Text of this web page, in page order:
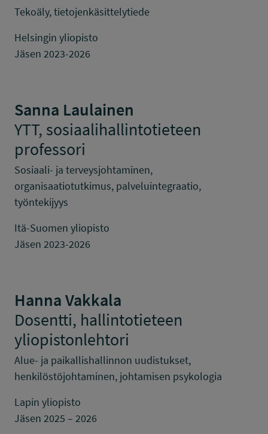
Tekoäly, tietojenkäsittelytiede
Helsingin yliopisto
Jäsen 2023-2026
Sanna Laulainen
YTT, sosiaalihallintotieteen
professori
Sosiaali- ja terveysjohtaminen,
organisaatiotutkimus, palveluintegraatio,
työntekijyys
Itä-Suomen yliopisto
Jäsen 2023-2026
Hanna Vakkala
Dosentti, hallintotieteen
yliopistonlehtori
Alue- ja paikallishallinnon uudistukset,
henkilöstöjohtaminen, johtamisen psykologia
Lapin yliopisto
Jäsen 2025 – 2026